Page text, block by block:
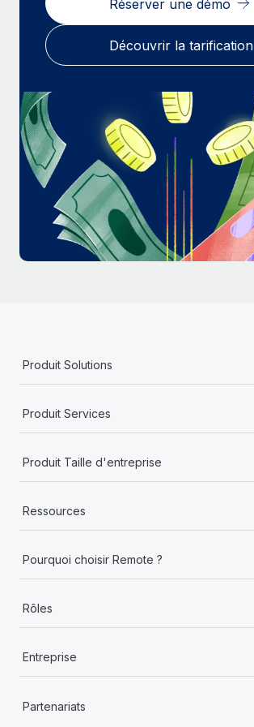
En savoir plusRéserver une démo
Découvrir la tarification
Produit Solutions
Produit Services
Produit Taille d'entreprise
Ressources
Pourquoi choisir Remote ?
Rôles
Entreprise
Partenariats